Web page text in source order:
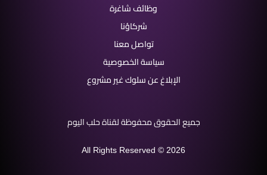
وظائف شاغرة
شركاؤنا
تواصل معنا
سياسة الخصوصية
الإبلاغ عن سلوك غير مشروع
جميع الحقوق محفوظة لقناة حلب اليوم
All Rights Reserved © 2026